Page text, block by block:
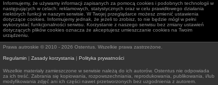
Informujemy, że używamy informacji zapisanych za pomocą cookies i podobnych technologii w
następujących w celach: reklamowych, statystycznych oraz w celu prawidłowego działania
niektórych funkcji w naszym serwisie. W Twojej przeglądarce możesz zmienić ustawienia
dotyczące cookies. Informujemy jednak, że jeżeli to zrobisz, to nie będzie mógł w pełni
wykorzystać funkcjonalności serwisu. Korzystanie z naszego serwisu bez zmiany ustawień
dotyczących plików cookies oznacza że akceptujesz umieszczanie cookies na Twoim
urządzeniu.
Prawa autroskie © 2010 - 2026 Ostentus. Wszelkie prawa zastrzeżone.
Regulamin | Zasady korzystania | Polityka prywatności
Wszelkie materiały zamieszczone w serwisie należą do ich autorów. Ostentus nie odpowiada
za ich treść. Zabrania się kopiowania, rozpowszechniania, reprodukowania, publikowania, i/lub
modyfikowania zdjęć ani ich części nawet przetworzonych bez uzgodnienia z autorem.